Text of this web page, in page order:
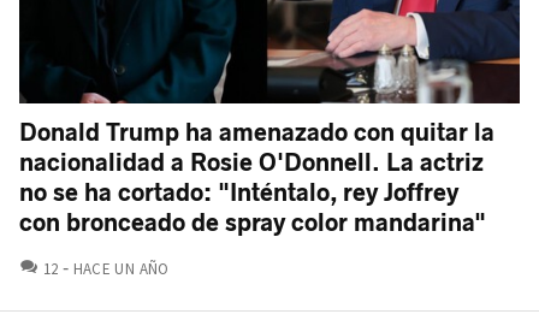
Donald Trump ha amenazado con quitar la
nacionalidad a Rosie O'Donnell. La actriz
no se ha cortado: "Inténtalo, rey Joffrey
con bronceado de spray color mandarina"
12 COMENTARIOS
HACE UN AÑO